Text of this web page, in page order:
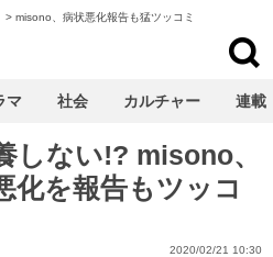
> misono、病状悪化報告も猛ツッコミ
しない!? misono、
化を報告もツッコ
2020/02/21 10:30
マ 社会 カルチャー 連載